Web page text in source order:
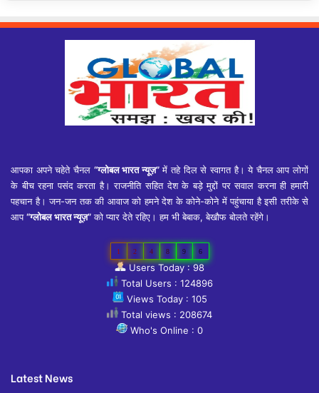
आपका अपने चहेते चैनल “ग्लोबल भारत न्यूज़”में तहे दिल से स्वागत है। ये चैनल आप लोगों
के बीच रहना पसंद करता है। राजनीति सहित देश के बड़े मुद्दों पर सवाल करना ही हमारी
पहचान है। जन-जन तक की आवाज को हमने देश के कोने-कोने में पहुंचाया है इसी तरीके से
आप“ग्लोबल भारत न्यूज़”को प्यार देते रहिए। हम भी बेबाक, बेखौफ बोलते रहेंगे।
1 2 4 8 9 6
Users Today : 98
Total Users : 124896
Views Today : 105
Total views : 208674
Who's Online : 0
Latest News